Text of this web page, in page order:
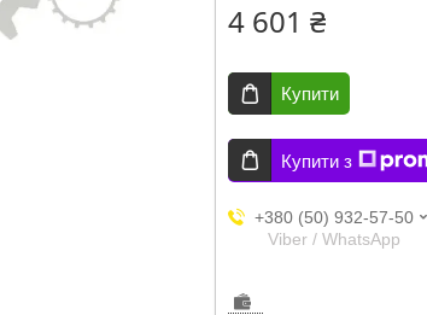
4 601 ₴
Купити
Купити з
+380 (50) 932-57-50
Viber / WhatsApp